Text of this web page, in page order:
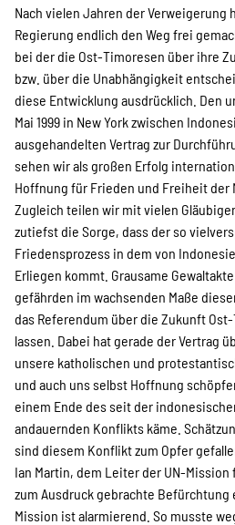
Newsletter
Über
Nach vielen Jahren der Verweigerung
Regierung endlich den Weg frei
bei der die Ost-Timoresen über ihre
bzw. über die Unabhängigkeit
diese Entwicklung ausdrücklich. Den
Mai 1999 in New York zwischen
ausgehandelten Vertrag zur
sehen wir als großen Erfolg
Hoffnung für Frieden und Freiheit der
Zugleich teilen wir mit vielen
zutiefst die Sorge, dass der so
Friedensprozess in dem von
Erliegen kommt. Grausame
gefährden im wachsenden Maße
das Referendum über die Zukunft
lassen. Dabei hat gerade der Vertrag
unsere katholischen und
und auch uns selbst Hoffnung
einem Ende des seit der
andauernden Konflikts käme.
sind diesem Konflikt zum Opfer
Ian Martin, dem Leiter der UN-Mission
zum Ausdruck gebrachte
Mission ist alarmierend. So musste